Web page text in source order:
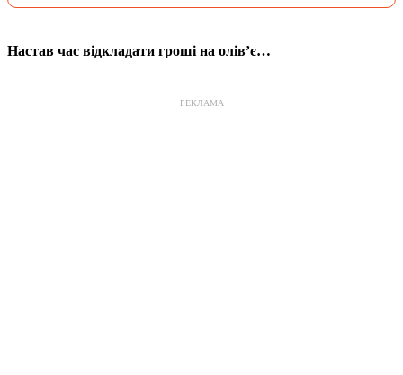
Настав час відкладати гроші на олів’є…
РЕКЛАМА